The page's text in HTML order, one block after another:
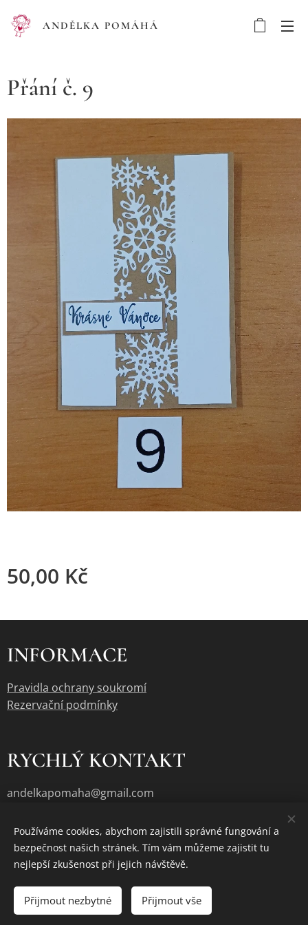
ANDĚLKA POMÁHÁ
Přání č. 9
50,00 Kč
Vyprodáno
INFORMACE
Pravidla ochrany soukromí
Rezervační podmínky
RYCHLÝ KONTAKT
andelkapomaha@gmail.com
Cookies
Používáme cookies, abychom zajistili správné fungování a
bezpečnost našich stránek. Tím vám můžeme zajistit tu
nejlepší zkušenost při jejich návštěvě.
Přijmout nezbytné Přijmout vše